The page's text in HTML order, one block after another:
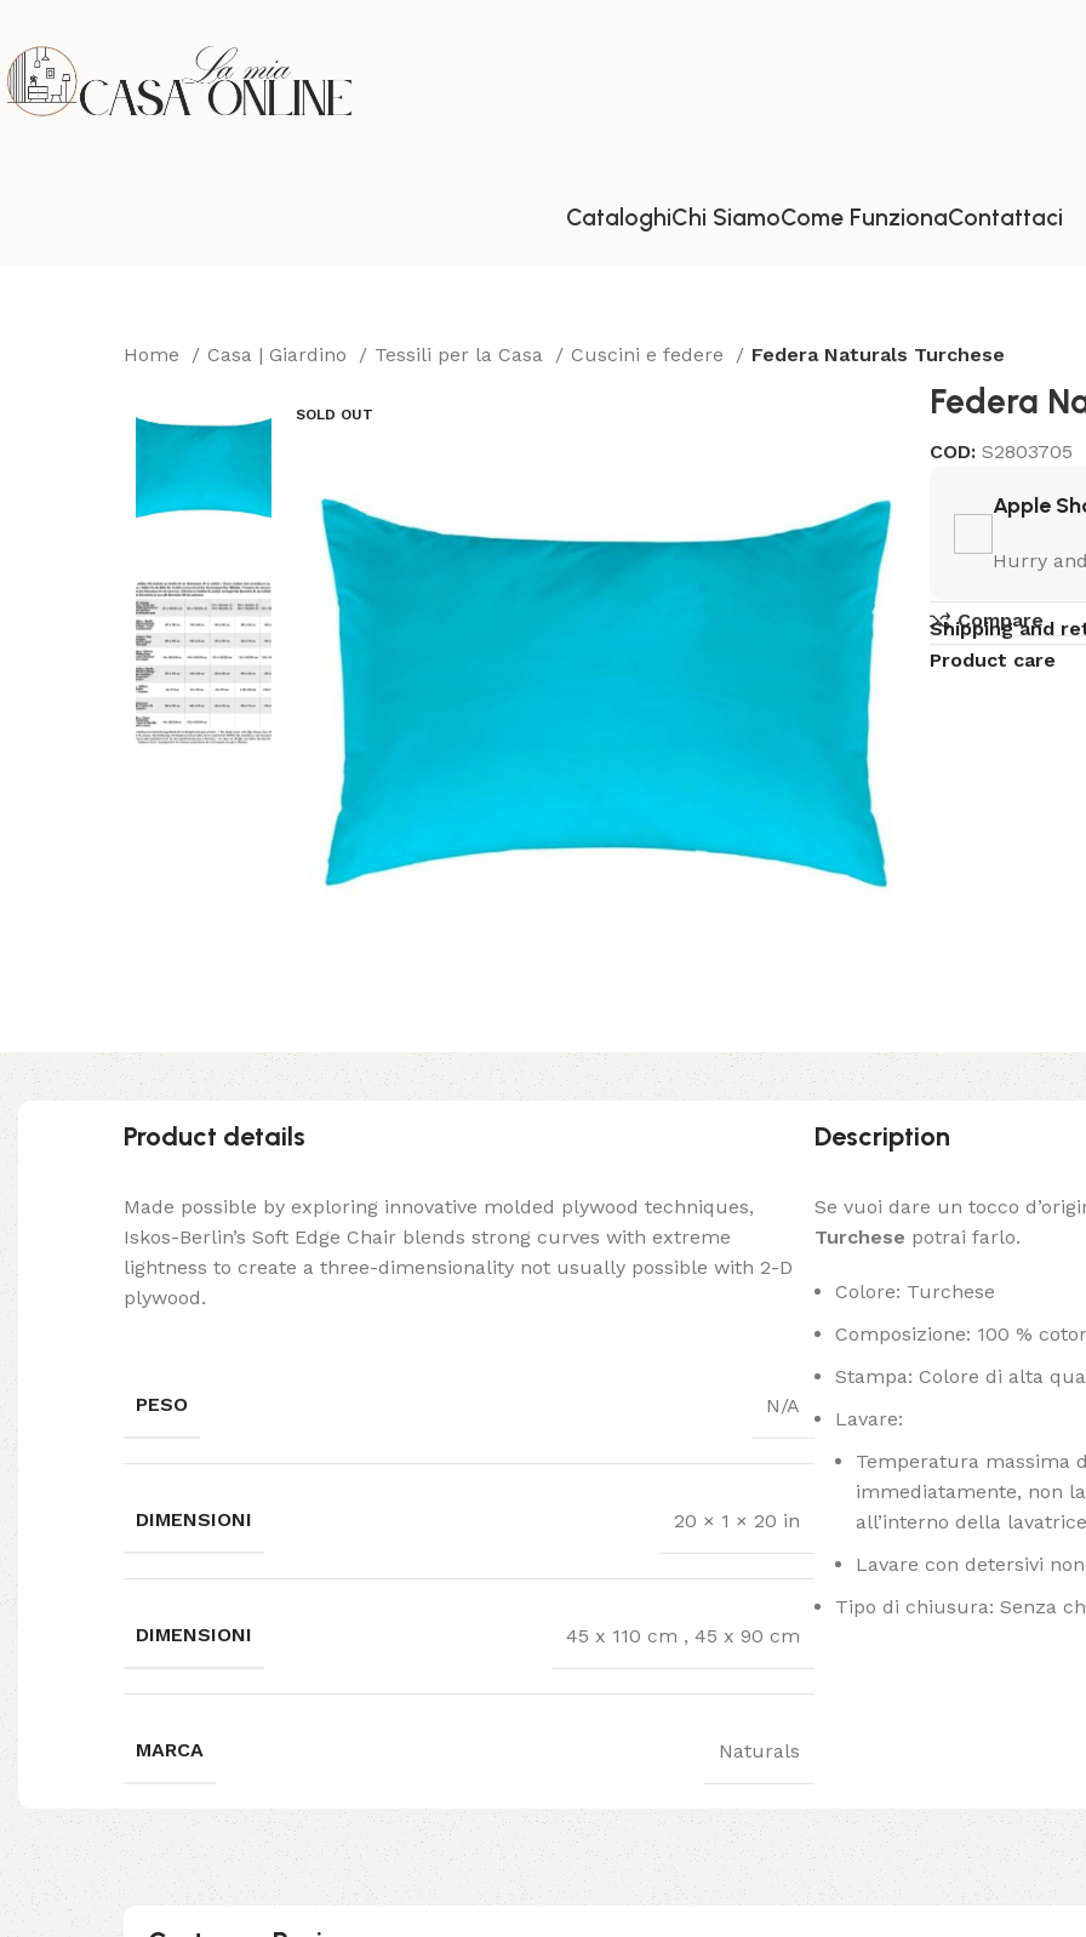
CataloghiChi SiamoCome FunzionaContattaci
Home Casa | Giardino Tessili per la Casa Cuscini e federe Federa Naturals Turchese
SOLD OUT Federa
COD: S2803705
Apple
Hurry
Compare
Shipping and
Product care
Product details
Made possible by exploring innovative molded plywood techniques,
Iskos-Berlin’s Soft Edge Chair blends strong curves with extreme
lightness to create a three-dimensionality not usually possible with 2-D
plywood.
PESO N/A
DIMENSIONI 20 × 1 × 20 in
DIMENSIONI 45 x 110 cm , 45 x 90 cm
MARCA Naturals
Description
Se vuoi dare un tocco
Turchese potrai farlo.
Colore: Turchese
Composizione: 100 %
Stampa: Colore di alta
Lavare:
Temperatura massima
immediatamente, non
all’interno della
Lavare con detersivi
Tipo di chiusura: Senza